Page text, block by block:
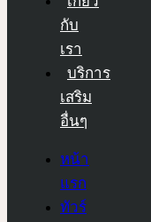
กับ
เรา
บริการ
เสริม
อื่นๆ
หน้า
แรก
ทัวร์